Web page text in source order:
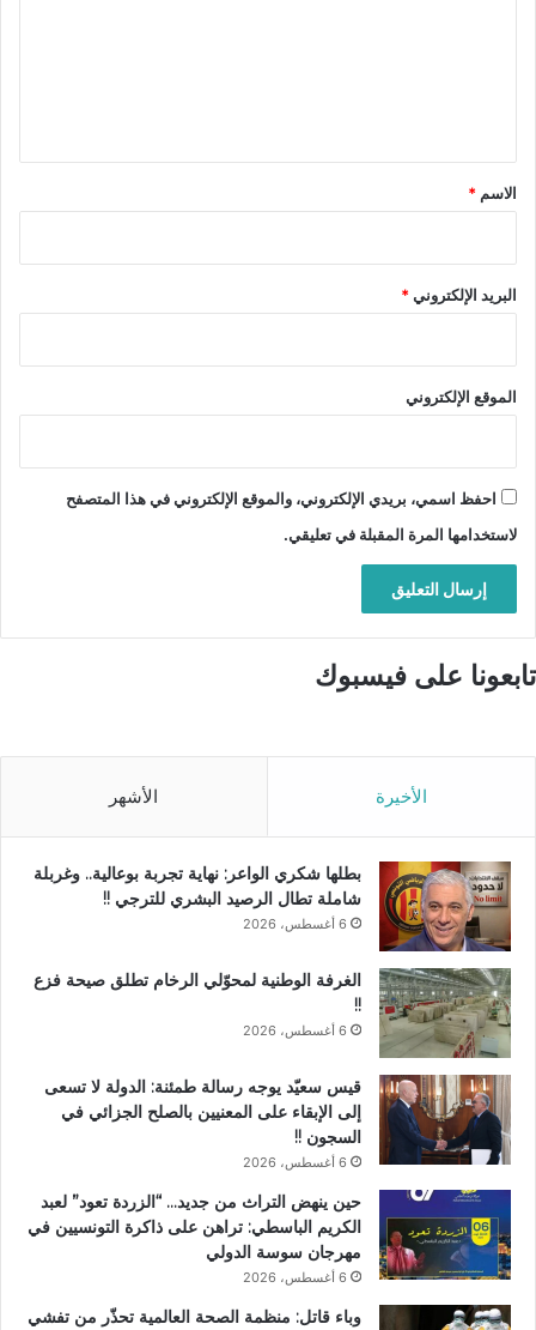
*
الاسم *
البريد الإلكتروني*
الموقع الإلكتروني
احفظ اسمي، بريدي الإلكتروني، والموقع الإلكتروني في هذا المتصفح
لاستخدامها المرة المقبلة في تعليقي.
تابعونا على فيسبوك
الأخيرة الأشهر
بطلها شكري الواعر: نهاية تجربة بوعالية.. وغربلة
شاملة تطال الرصيد البشري للترجي !!
6 أغسطس، 2026
الغرفة الوطنية لمحوّلي الرخام تطلق صيحة فزع
!!
6 أغسطس، 2026
قيس سعيّد يوجه رسالة طمئنة: الدولة لا تسعى
إلى الإبقاء على المعنيين بالصلح الجزائي في
السجون !!
6 أغسطس، 2026
حين ينهض التراث من جديد… “الزردة تعود” لعبد
الكريم الباسطي: تراهن على ذاكرة التونسيين في
مهرجان سوسة الدولي
6 أغسطس، 2026
وباء قاتل: منظمة الصحة العالمية تحذّر من تفشي